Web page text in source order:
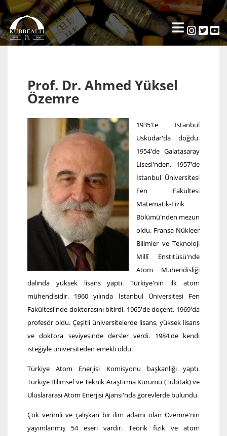
Prof. Dr. Ahmed Yüksel
Özemre
1935'te İstanbul
Üsküdar'da doğdu.
1954'de Galatasaray
Lisesi'nden, 1957'de
İstanbul Üniversitesi
Fen Fakültesi
Matematik-Fizik
Bölümü'nden mezun
oldu. Fransa Nükleer
Bilimler ve Teknoloji
Millî Enstitüsü'nde
Atom Mühendisliği
dalında yüksek lisans yaptı. Türkiye'nin ilk atom
mühendisidir. 1960 yılında İstanbul Üniversitesi Fen
Fakültesi'nde doktorasını bitirdi. 1965'de doçent, 1969'da
profesör oldu. Çeşitli üniversitelerde lisans, yüksek lisans
ve doktora seviyesinde dersler verdi. 1984'de kendi
isteğiyle üniversiteden emekli oldu.
Türkiye Atom Enerjisi Komisyonu başkanlığı yaptı.
Türkiye Bilimsel ve Teknik Araştırma Kurumu (Tübitak) ve
Uluslararası Atom Enerjisi Ajansı'nda görevlerde bulundu.
Çok verimli ve çalışkan bir ilim adamı olan Özemre'nin
yayımlanmış 54 eseri vardır. Teorik fizik ve atom